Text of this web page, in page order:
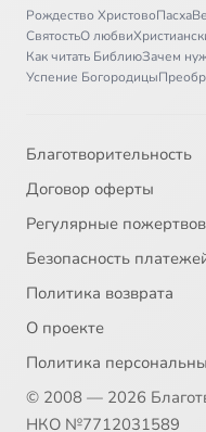
Рождество ХристовоПасха
СвятостьО любви
Как читать БиблиюЗачем
Успение Богородицы
Благотворительность
Договор оферты
Регулярные
Безопасность
Политика возврата
О проекте
Политика
© 2008 — 2026
НКО №7712031589